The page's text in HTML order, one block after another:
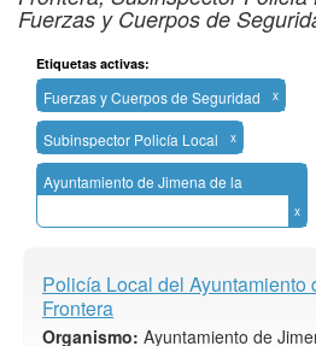
Fuerzas y Cuerpos de
Etiquetas activas:
Fuerzas y Cuerpos de Seguridad x
Subinspector Policía Local x
Ayuntamiento de Jimena de la
Frontera
x
Policía Local del Ayuntamiento
Frontera
Organismo: Ayuntamiento de